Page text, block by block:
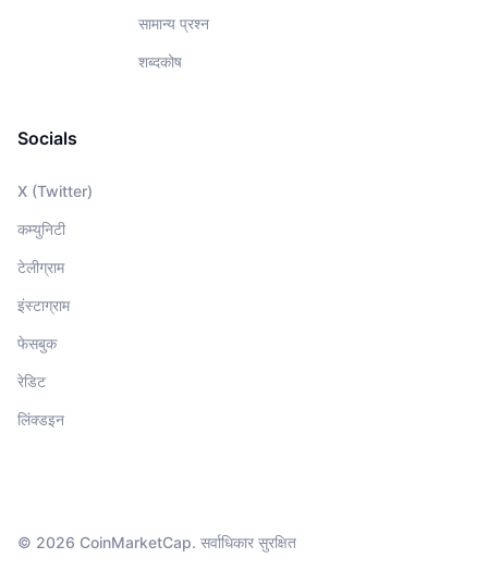
सामान्य प्रश्न
शब्दकोष
Socials
X (Twitter)
कम्युनिटी
टेलीग्राम
इंस्टाग्राम
फेसबुक
रेडिट
लिंक्डइन
© 2026 CoinMarketCap. सर्वाधिकार सुरक्षित